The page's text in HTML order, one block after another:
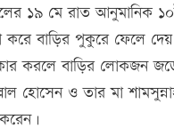
১৯ মে রাত আনুমানিক
করে বাড়ির পুকুরে ফেলে
করলে বাড়ির লোকজন
হোসেন ও তার মা